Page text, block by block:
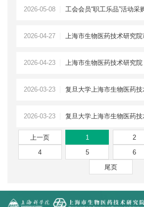
2026-05-08
2026-04-27
2026-04-23
2026-03-23
2026-03-23
上一页 1 2
4
5 6
尾页